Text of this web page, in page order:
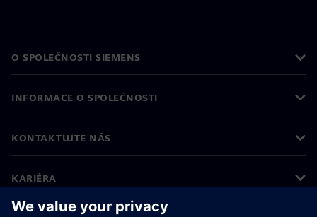
O SPOLEČNOSTI SIEMENS
INFORMACE O SPOLEČNOSTI
KONTAKTUJTE NÁS
KARIÉRA